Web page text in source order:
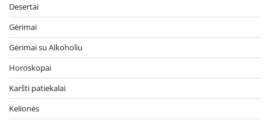
Desertai
Gėrimai
Gėrimai su Alkoholiu
Horoskopai
Karšti patiekalai
Kelionės